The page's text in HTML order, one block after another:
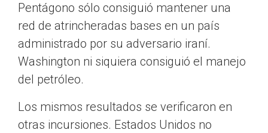
Pentágono sólo consiguió mantener una
red de atrincheradas bases en un país
administrado por su adversario iraní.
Washington ni siquiera consiguió el manejo
del petróleo.
Los mismos resultados se verificaron en
otras incursiones. Estados Unidos no